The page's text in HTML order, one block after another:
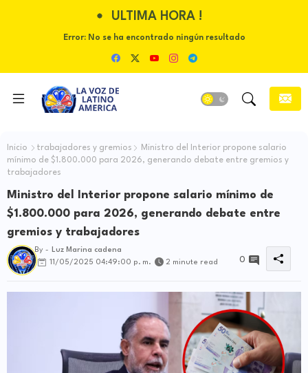
ULTIMA HORA !
Error:No se ha encontrado ningún resultado
Inicio trabajadores y gremios
Ministro del Interior propone salario
mínimo de $1.800.000 para 2026, generando debate entre gremios y
trabajadores
Ministro del Interior propone salario mínimo de
$1.800.000 para 2026, generando debate entre
gremios y trabajadores
By -
Luz Marina cadena
11/05/2025 04:49:00 p. m.
2 minute read 0